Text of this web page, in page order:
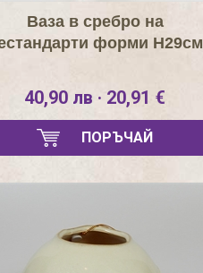
Ваза в сребро на
форми Н29см
40,90 лв · 20,91 €
ПОРЪЧАЙ